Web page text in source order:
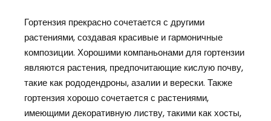
Гортензия прекрасно сочетается с другими
растениями, создавая красивые и гармоничные
композиции. Хорошими компаньонами для гортензии
являются растения, предпочитающие кислую почву,
такие как рододендроны, азалии и верески. Также
гортензия хорошо сочетается с растениями,
имеющими декоративную листву, такими как хосты,